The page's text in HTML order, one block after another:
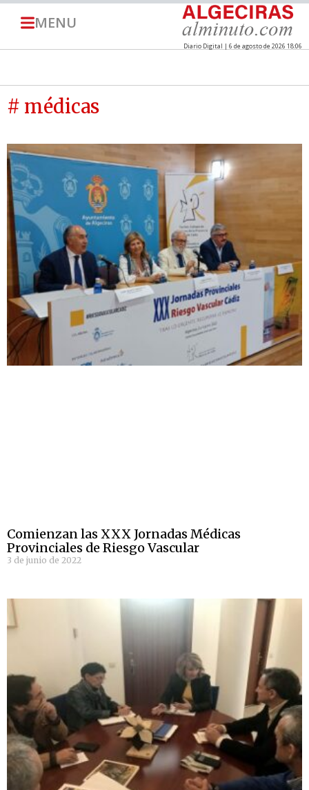
MENU
Diario Digital | 6 de agosto de 2026 18:06
# médicas
Comienzan las XXX Jornadas Médicas
Provinciales de Riesgo Vascular
3 de junio de 2022